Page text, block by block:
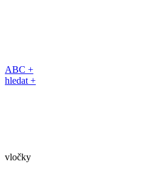
ABC +
hledat +
vločky